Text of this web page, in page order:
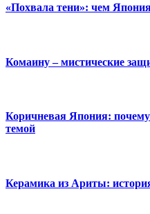
«Похвала тени»: чем
Комаину – мистические
Коричневая Япония:
темой
Керамика из Ариты: